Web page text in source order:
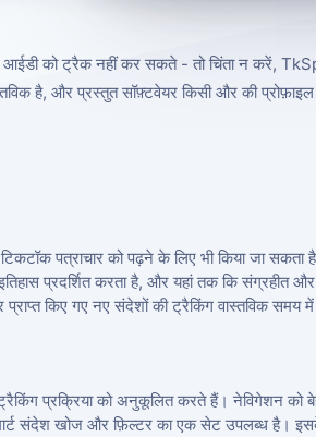
आईडी को ट्रैक नहीं कर सकते - तो चिंता न करें,
है, और प्रस्तुत सॉफ़्टवेयर किसी और की
पत्राचार को पढ़ने के लिए भी किया जा सकता
प्रदर्शित करता है, और यहां तक कि संग्रहीत और
किए गए नए संदेशों की ट्रैकिंग वास्तविक समय
प्रक्रिया को अनुकूलित करते हैं। नेविगेशन को
संदेश खोज और फ़िल्टर का एक सेट उपलब्ध है।